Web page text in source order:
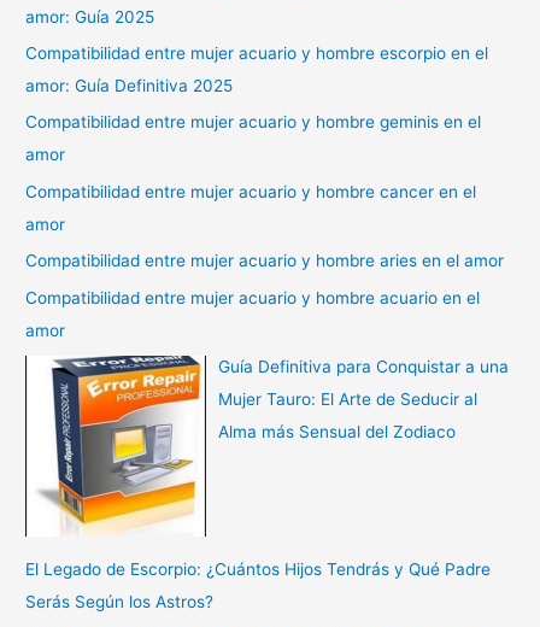
amor: Guía 2025
Compatibilidad entre mujer acuario y hombre escorpio en el
amor: Guía Definitiva 2025
Compatibilidad entre mujer acuario y hombre geminis en el
amor
Compatibilidad entre mujer acuario y hombre cancer en el
amor
Compatibilidad entre mujer acuario y hombre aries en el amor
Compatibilidad entre mujer acuario y hombre acuario en el
amor
Guía Definitiva para Conquistar a una
Mujer Tauro: El Arte de Seducir al
Alma más Sensual del Zodiaco
El Legado de Escorpio: ¿Cuántos Hijos Tendrás y Qué Padre
Serás Según los Astros?